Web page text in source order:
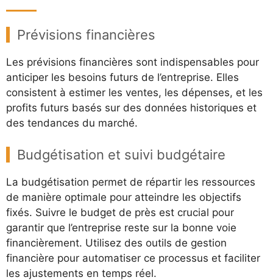
Prévisions financières
Les prévisions financières sont indispensables pour
anticiper les besoins futurs de l’entreprise. Elles
consistent à estimer les ventes, les dépenses, et les
profits futurs basés sur des données historiques et
des tendances du marché.
Budgétisation et suivi budgétaire
La budgétisation permet de répartir les ressources
de manière optimale pour atteindre les objectifs
fixés. Suivre le budget de près est crucial pour
garantir que l’entreprise reste sur la bonne voie
financièrement. Utilisez des outils de gestion
financière pour automatiser ce processus et faciliter
les ajustements en temps réel.